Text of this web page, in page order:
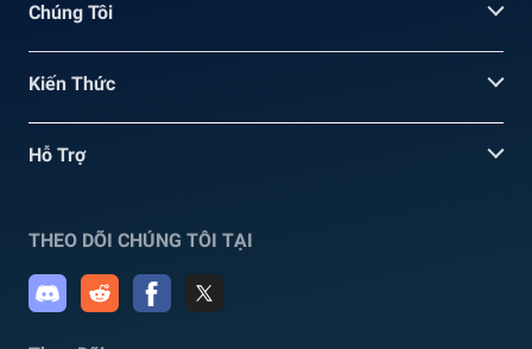
Chúng Tôi
Kiến Thức
Hỗ Trợ
THEO DÕI CHÚNG TÔI TẠI